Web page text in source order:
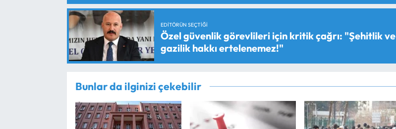
EDITÖRÜN SEÇTIĞI
Özel güvenlik görevlileri için kritik çağrı: "Şehitlik ve
gazilik hakkı ertelenemez!"
Bunlar da ilginizi çekebilir